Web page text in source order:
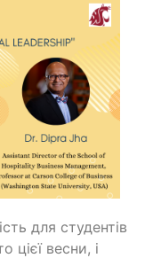
для студентів
весни, і